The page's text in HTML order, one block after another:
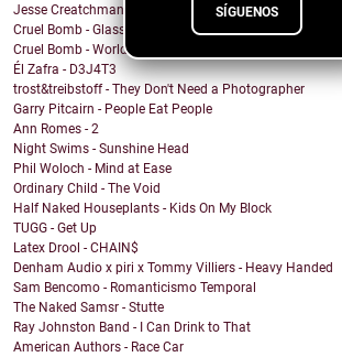
SÍGUENOS
Jesse Creatchman - Heat Of The Summer Night
Cruel Bomb - Glass House
Cruel Bomb - World Breaker
Él Zafra - D3J4T3
trost&treibstoff - They Don't Need a Photographer
Garry Pitcairn - People Eat People
Ann Romes - 2
Night Swims - Sunshine Head
Phil Woloch - Mind at Ease
Ordinary Child - The Void
Half Naked Houseplants - Kids On My Block
TUGG - Get Up
Latex Drool - CHAIN$
Denham Audio x piri x Tommy Villiers - Heavy Handed
Sam Bencomo - Romanticismo Temporal
The Naked Samsr - Stutte
Ray Johnston Band - I Can Drink to That
American Authors - Race Car